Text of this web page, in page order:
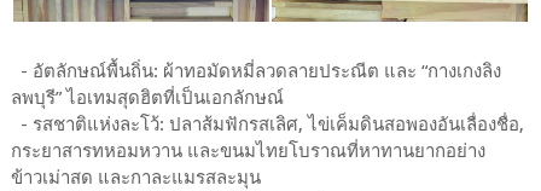
- ​อัตลักษณ์พื้นถิ่น: ผ้าทอมัดหมี่ลวดลายประณีต และ “กางเกงลิง
ลพบุรี” ไอเทมสุดฮิตที่เป็นเอกลักษณ์
- ​รสชาติแห่งละโว้: ปลาส้มฟักรสเลิศ, ไข่เค็มดินสอพองอันเลื่องชื่อ,
กระยาสารทหอมหวาน และขนมไทยโบราณที่หาทานยากอย่าง
ข้าวเม่าสด และกาละแมรสละมุน